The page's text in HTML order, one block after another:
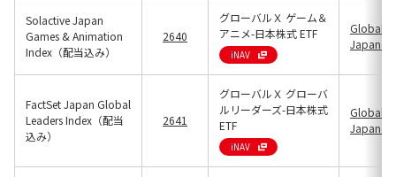
Solactive Japan
Games & Animation
Index（配当込み）
2640
グローバルＸ ゲーム＆
アニメ-日本株式 ETF
iNAV
Global X
FactSet Japan Global
Leaders Index（配当
込み）
2641
グローバルＸ グローバ
ルリーダーズ-日本株式
ETF
iNAV
Global X